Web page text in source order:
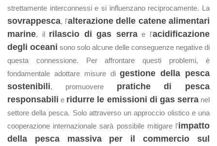
strettamente interconnessi e si influenzano reciprocamente. La
sovrappesca, l'alterazione delle catene alimentari
marine, il rilascio di gas serrae l'acidificazione
degli oceani sono solo alcune delle conseguenze negative di
questa connessione. Per affrontare questi problemi, è
fondamentale adottare misure digestione della pesca
sostenibili, promuovere pratiche di pesca
responsabili e ridurre le emissioni di gas serranel
settore della pesca. Solo attraverso un approccio olistico e una
cooperazione internazionale sarà possibile mitigare l'impatto
della pesca massiva per il commercio sul